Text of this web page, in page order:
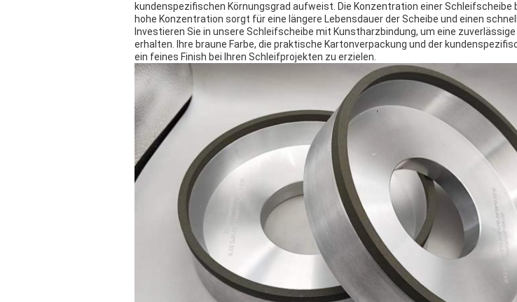
kundenspezifischen Körnungsgrad aufweist. Die Konzentration einer Schleifscheibe
hohe Konzentration sorgt für eine längere Lebensdauer der Scheibe und einen
Investieren Sie in unsere Schleifscheibe mit Kunstharzbindung, um eine
erhalten. Ihre braune Farbe, die praktische Kartonverpackung und der
ein feines Finish bei Ihren Schleifprojekten zu erzielen.